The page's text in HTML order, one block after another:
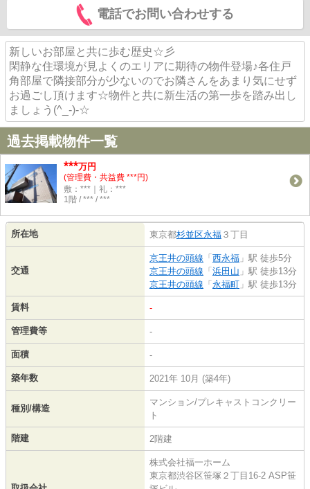
電話でお問い合わせする
新しいお部屋と共に歩む歴史☆彡
閑静な住環境が見よくのエリアに期待の物件登場♪各住戸
角部屋で隣接部分が少ないのでお隣さんをあまり気にせず
お過ごし頂けます☆物件と共に新生活の第一歩を踏み出し
ましょう(^_-)-☆
過去掲載物件一覧
***万円
(管理費・共益費 ***円)
敷：***｜礼：***
1階 / *** / ***
所在地 東京都杉並区永福 ３丁目
交通
京王井の頭線 「 西永福 」駅 徒歩5分
京王井の頭線 「 浜田山 」駅 徒歩13分
京王井の頭線 「 永福町 」駅 徒歩13分
賃料 -
管理費等 -
面積 -
築年数 2021年 10月 (築4年)
種別/構造
マンション/プレキャストコンクリー
ト
階建 2階建
株式会社福一ホーム
東京都渋谷区笹塚２丁目16-2 ASP笹